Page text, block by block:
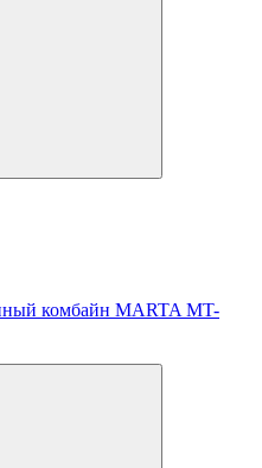
комбайн MARTA MT-